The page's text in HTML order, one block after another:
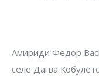
Амириди Федор
селе Дагва